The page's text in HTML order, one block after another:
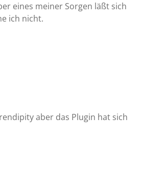
eines meiner Sorgen läßt sich
ich nicht.
aber das Plugin hat sich